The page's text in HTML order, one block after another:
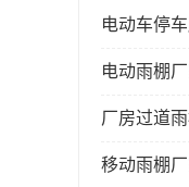
电动雨棚
厂房过道
移动雨棚